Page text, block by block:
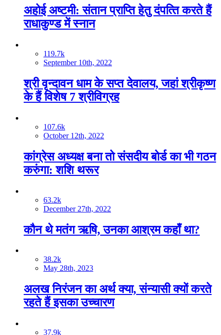
अहोई अष्टमी: संतान प्राप्‍ति हेतु दंपत्‍ति करते हैं
राधाकुण्ड में स्नान
119.7k
September 10th, 2022
श्री वृन्दावन धाम के सप्त देवालय, जहां श्रीकृष्ण
के हैं विशेष 7 श्रीविग्रह
107.6k
October 12th, 2022
कांग्रेस अध्यक्ष बना तो संसदीय बोर्ड का भी गठन
करुंगा: शशि थरूर
63.2k
December 27th, 2022
कौन थे मतंग ऋषि, उनका आश्रम कहाँ था?
38.2k
May 28th, 2023
अलख निरंजन का अर्थ क्या, संन्यासी क्यों करते
रहते हैं इसका उच्चारण
37.9k